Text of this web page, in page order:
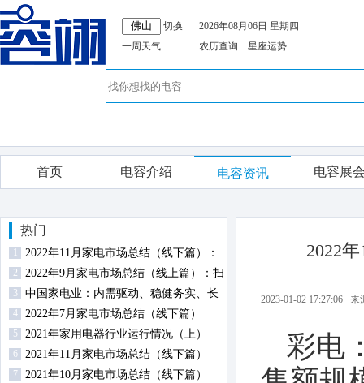
切换
一周天气
2026年08月06日 星期四
农历查询
星座运势
首页 电容介绍 电容资讯 电容展
热门
2022年11月家电市场总结（线下篇）：
扫地机器人零售额规模同比逆势增长
2
2022年9月家电市场总结（线上篇）：扫
地机器人高端占比提升
3
中国家电业：内需驱动、稳健务实、长
期向好
4 2022年7月家电市场总结（线下篇）
5 2021年家用电器行业运行情况（上）
6 2021年11月家电市场总结（线下篇）
7 2021年10月家电市场总结（线下篇）
2022
2023-01-02 17:27:06
彩电